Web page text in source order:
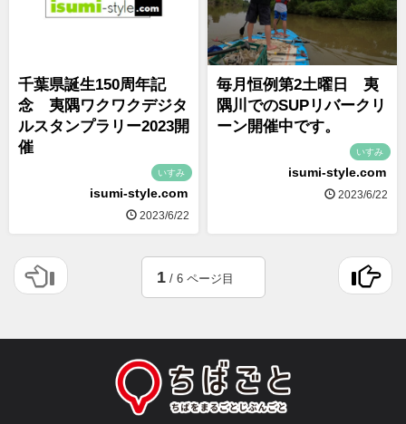
千葉県誕生150周年記
念 夷隅ワクワクデジタ
ルスタンプラリー2023開
催
いすみ
isumi-style.com
2023/6/22
毎月恒例第2土曜日 夷
隅川でのSUPリバークリ
ーン開催中です。
いすみ
isumi-style.com
2023/6/22
1/ 6 ページ目